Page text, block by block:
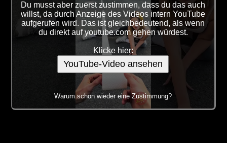
Du musst aber zuerst zustimmen, dass du das auch
willst, da durch Anzeige des Videos intern YouTube
aufgerufen wird. Das ist gleichbedeutend, als wenn
du direkt auf youtube.com gehen würdest.
Klicke hier:
YouTube-Video ansehen
Warum schon wieder eine Zustimmung?